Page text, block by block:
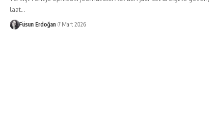
laat…
Füsun Erdoğan 7 Mart 2026